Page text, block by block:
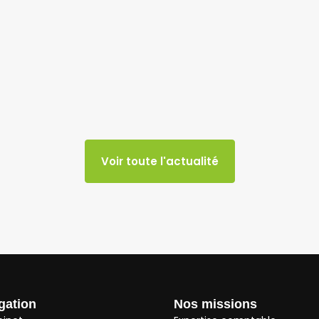
Voir toute l'actualité
Nos missions